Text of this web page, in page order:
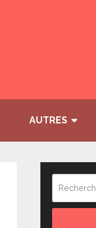
AUTRES